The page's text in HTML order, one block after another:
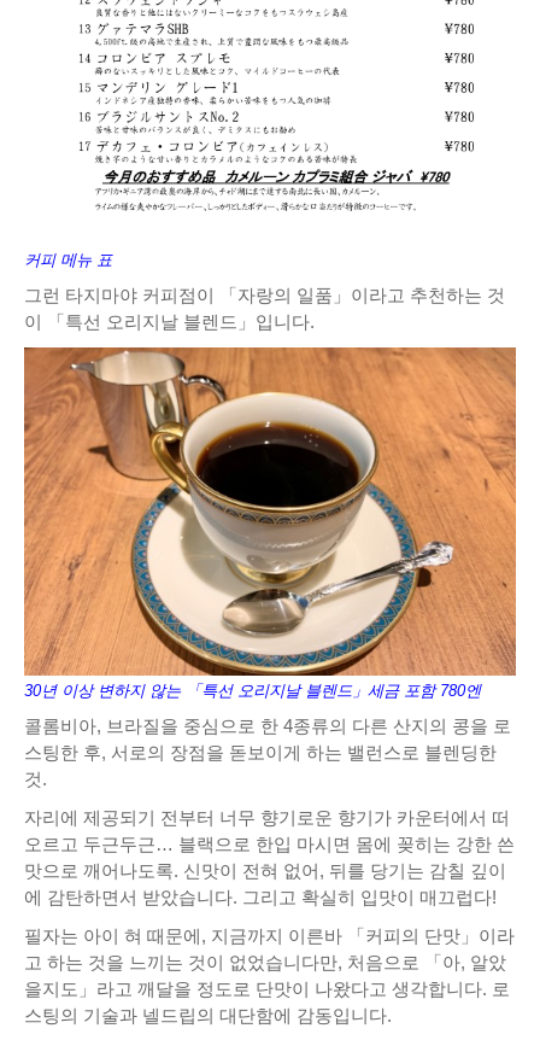
커피 메뉴 표
그런 타지마야 커피점이 「자랑의 일품」이라고 추천하는 것
이 「특선 오리지날 블렌드」입니다.
30년 이상 변하지 않는 「특선 오리지날 블렌드」세금 포함 780엔
콜롬비아, 브라질을 중심으로 한 4종류의 다른 산지의 콩을 로
스팅한 후, 서로의 장점을 돋보이게 하는 밸런스로 블렌딩한
것.
자리에 제공되기 전부터 너무 향기로운 향기가 카운터에서 떠
오르고 두근두근… 블랙으로 한입 마시면 몸에 꽂히는 강한 쓴
맛으로 깨어나도록. 신맛이 전혀 없어, 뒤를 당기는 감칠 깊이
에 감탄하면서 받았습니다. 그리고 확실히 입맛이 매끄럽다!
필자는 아이 혀 때문에, 지금까지 이른바 「커피의 단맛」이라
고 하는 것을 느끼는 것이 없었습니다만, 처음으로 「아, 알았
을지도」라고 깨달을 정도로 단맛이 나왔다고 생각합니다. 로
스팅의 기술과 넬드립의 대단함에 감동입니다.